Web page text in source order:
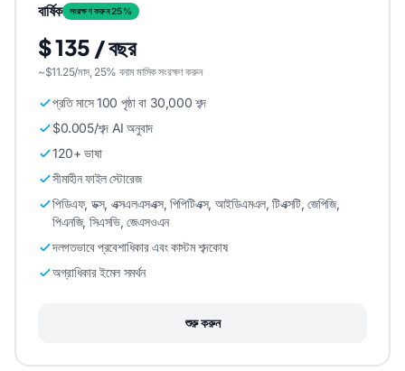
বার্ষিক সংরক্ষণ করুন 25%
$ 135 / বছর
~$11.25/মাস, 25% বনাম মাসিক সংরক্ষণ করুন
প্রতি মাসে 100 পৃষ্ঠা বা 30,000 শব্দ
$0.005/শব্দ AI অনুবাদ
120+ ভাষা
সীমাহীন ফাইল স্টোরেজ
পিডিএফ, ডক্স, এক্সএলএসএক্স, পিপিটিএক্স, আইডিএমএল, টিএক্সটি, জেপিজি,
পিএনজি, সিএসভি, জেএসওএন
দলগতভাবে প্রবেশাধিকার এবং কাস্টম শব্দকোষ
অগ্রাধিকার ইমেল সমর্থন
শুরু করুন